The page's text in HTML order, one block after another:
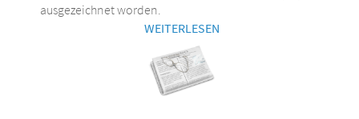
ausgezeichnet worden.
WEITERLESEN